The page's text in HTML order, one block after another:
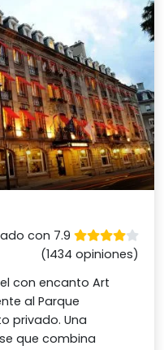
con 7.9
(1434 opiniones)
con encanto Art
al Parque
privado. Una
que combina